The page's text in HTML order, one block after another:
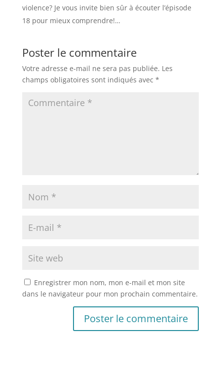
violence? Je vous invite bien sûr à écouter l’épisode
18 pour mieux comprendre!…
Poster le commentaire
Votre adresse e-mail ne sera pas publiée. Les
champs obligatoires sont indiqués avec *
Enregistrer mon nom, mon e-mail et mon site
dans le navigateur pour mon prochain commentaire.